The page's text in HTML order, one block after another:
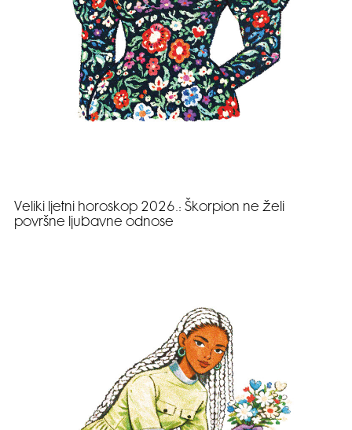
Veliki ljetni horoskop 2026.: Škorpion ne želi
površne ljubavne odnose